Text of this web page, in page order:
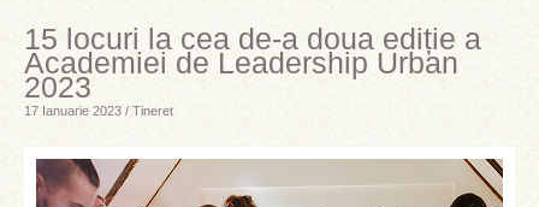
15 locuri la cea de-a doua ediție a
Academiei de Leadership Urban
2023
17 Ianuarie 2023 / Tineret